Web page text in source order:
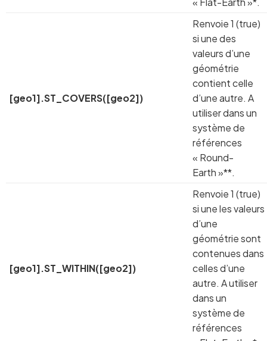
[geo1].ST_COVERS([geo2])
Renvoie 1 (true)
si une des
valeurs d’une
géométrie
contient celle
d’une autre. A
utiliser dans un
système de
références
« Round-
Earth »**.
[geo1].ST_WITHIN([geo2])
Renvoie 1 (true)
si une les valeurs
d’une
géométrie sont
contenues dans
celles d’une
autre. A utiliser
dans un
système de
références